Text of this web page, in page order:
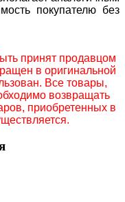
покупателю без
принят продавцом
в оригинальной
Все товары,
возвращать
приобретенных в